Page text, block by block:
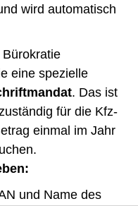
wird automatisch
eine spezielle
. Das ist
für die Kfz-
einmal im Jahr
und Name des